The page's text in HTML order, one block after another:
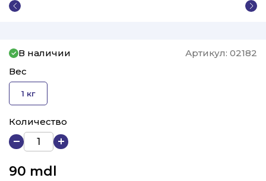
В наличии Артикул: 02182
Вес
1 кг
Количество
90 mdl